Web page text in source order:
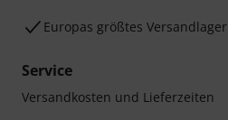
Europas größtes Versandlager
Service
Versandkosten und Lieferzeiten